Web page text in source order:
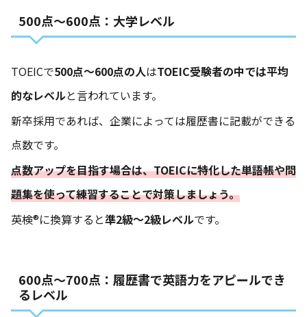
500点～600点：大学レベル
TOEICで500点～600点の人はTOEIC受験者の中では平均
的なレベルと言われています。
新卒採用であれば、企業によっては履歴書に記載ができる
点数です。
点数アップを目指す場合は、TOEICに特化した単語帳や問
題集を使って練習することで対策しましょう。
英検®に換算すると準2級～2級レベルです。
600点～700点：履歴書で英語力をアピールでき
るレベル